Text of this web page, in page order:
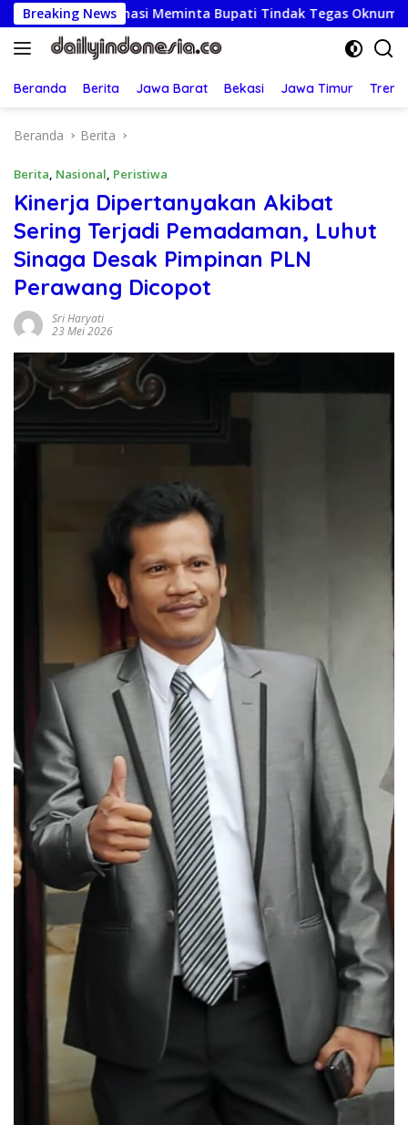
Langsung
ke
konten
Breaking News
Meminta Bupati Tindak Tegas Oknum Anggota
Beranda Berita Jawa Barat Bekasi Jawa Timur
Beranda Berita
Berita, Nasional, Peristiwa
Kinerja Dipertanyakan Akibat
Sering Terjadi Pemadaman, Luhut
Sinaga Desak Pimpinan PLN
Perawang Dicopot
Sri Haryati
23 Mei 2026